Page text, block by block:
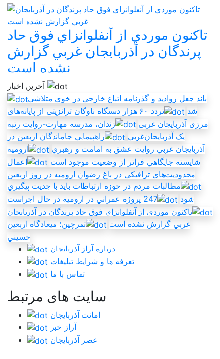
تاکنون موردي از آنفلوانزاي فوق حاد
پرندگان در آذربايجان غربي گزارش
نشده است
باند جعل روادید و گذرنامه اتباع خارجی در خوی متلاشی
شد
تردد ۶۰ هزار دستگاه ناوگان ترانزیتی از پایانه‌های
مرزی آذربایجان ‌غربی
زندان، مدرسه مهارت-روايت رتبه
يک آذربايجان‌غربي
راهپيمايي جاماندگان اربعين در
آذربايجان غربي روايت عشق به امامت و رهبري
اروميه
شايسته جايگاهي فراتر از وضعيت موجود است
اعمال
محدودیت‌های ترافیکی در باغ رضوان ارومیه در روز اربعین
مطالبات مردم در حوزه ارتباطات بايد با جديت پيگيري
شود
247 پروژه عمراني در اروميه در حال اجراست
تاکنون موردي از آنفلوانزاي فوق حاد پرندگان در آذربايجان
غربي گزارش نشده است
تمرچين؛ ميعادگاه اربعين
حسيني
درباره آراز آذربایجان
تعرفه ها و شرایط تبلیغات
تماس با ما
سایت های مرتبط
امانت آذربایجان
آراز خبر
عصر آذربایجان